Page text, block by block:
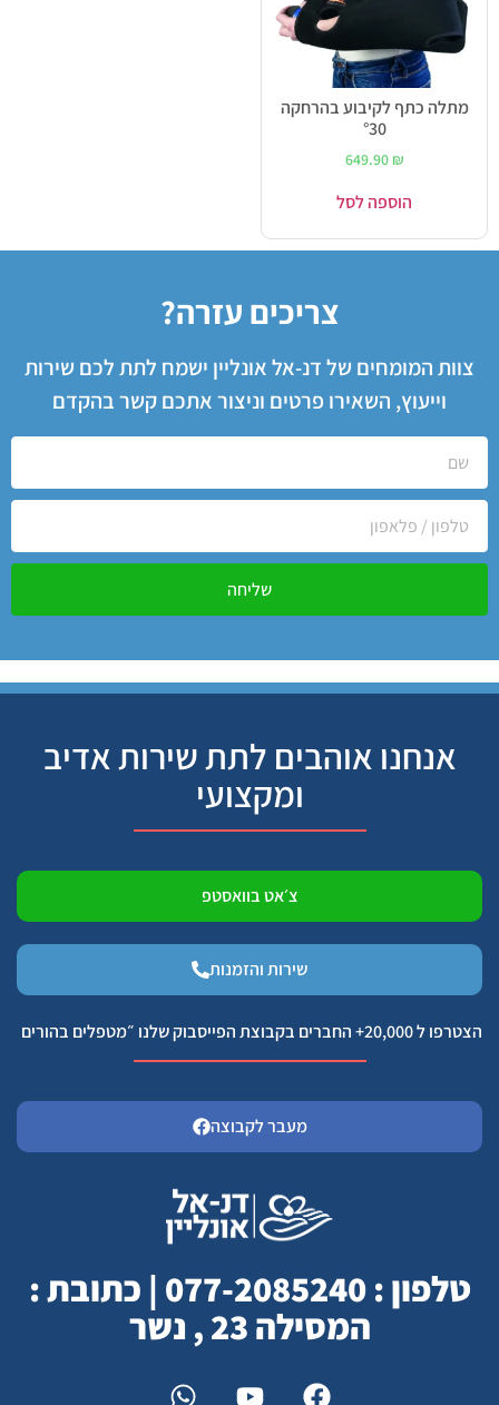
מתלה כתף לקיבוע בהרחקה
°30
649.90 ₪
הוספה לסל
צריכים עזרה?
צוות המומחים של דנ-אל אונליין ישמח לתת לכם שירות
וייעוץ, השאירו פרטים וניצור אתכם קשר בהקדם
שליחה
אנחנו אוהבים לתת שירות אדיב
ומקצועי
צ׳אט בוואסטפ
שירות והזמנות
הצטרפו ל 20,000+ החברים בקבוצת הפייסבוק שלנו ״מטפלים בהורים
מעבר לקבוצה
טלפון : 077-2085240 | כתובת :
המסילה 23 , נשר